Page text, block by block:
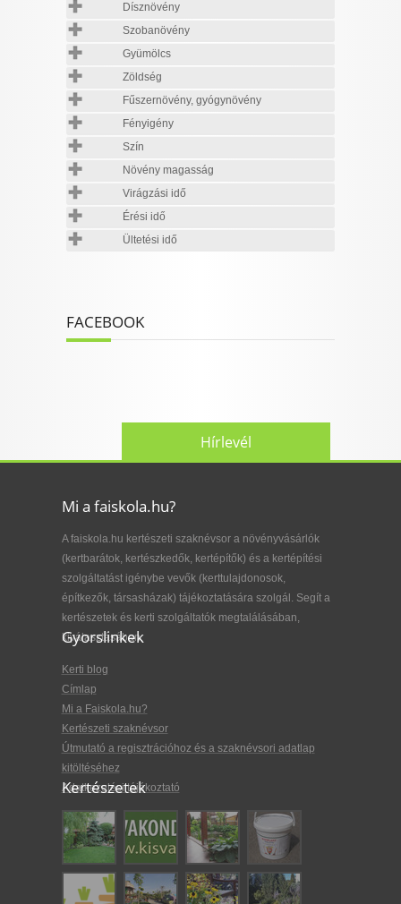
Dísznövény
Szobanövény
Gyümölcs
Zöldség
Fűszernövény, gyógynövény
Fényigény
Szín
Növény magasság
Virágzási idő
Érési idő
Ültetési idő
FACEBOOK
Hírlevél
Mi a faiskola.hu?
A faiskola.hu kertészeti szaknévsor a növényvásárlók
(kertbarátok, kertészkedők, kertépítők) és a kertépítési
szolgáltatást igénybe vevők (kerttulajdonosok,
építkezők, társasházak) tájékoztatására szolgál. Segít a
kertészetek és kerti szolgáltatók megtalálásában,
kiválasztásában.
Gyorslinkek
Kerti blog
Címlap
Mi a Faiskola.hu?
Kertészeti szaknévsor
Útmutató a regisztrációhoz és a szaknévsori adatlap
kitöltéséhez
Adatkezelési tájékoztató
Kertészetek